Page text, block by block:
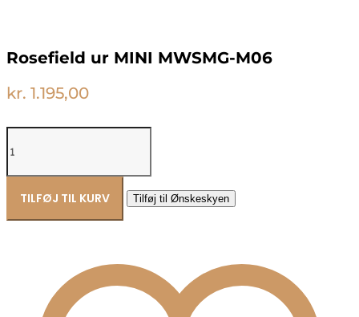
Rosefield ur MINI MWSMG-M06
kr. 1.195,00
ur
MWSMG-
M06
antal
TILFØJ TIL KURV Tilføj til Ønskeskyen